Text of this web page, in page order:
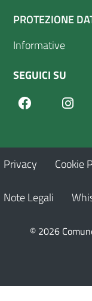
PROTEZIONE
Informative
SEGUICI SU
Facebook
Privacy Cookie
Note Legali
© 2026